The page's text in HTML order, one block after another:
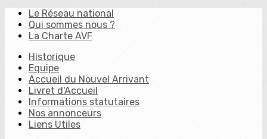
Le Réseau national
Qui sommes nous ?
La Charte AVF
Historique
Equipe
Accueil du Nouvel Arrivant
Livret d'Accueil
Informations statutaires
Nos annonceurs
Liens Utiles